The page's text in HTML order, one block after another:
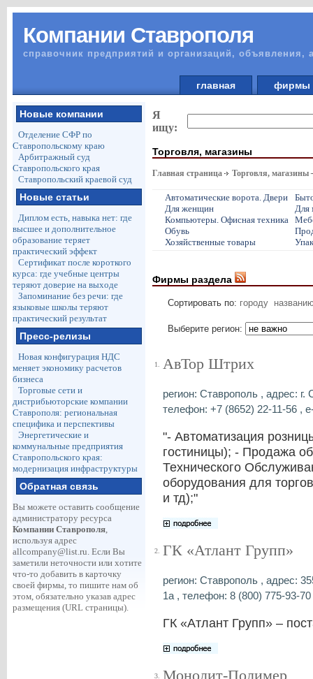
Компании Ставрополя
справочник предприятий и организаций, объявления,
главная
Новые компании
Отделение СФР по
Ставропольскому краю
Арбитражный суд
Ставропольского края
Ставропольский краевой суд
Новые статьи
Диплом есть, навыка нет: где
высшее и дополнительное
образование теряет
практический эффект
Сертификат после короткого
курса: где учебные центры
теряют доверие на выходе
Запоминание без речи: где
языковые школы теряют
практический результат
Пресс-релизы
Новая конфигурация НДС
меняет экономику расчетов
бизнеса
Торговые сети и
дистрибьюторские компании
Ставрополя: региональная
специфика и перспективы
Энергетические и
коммунальные предприятия
Ставропольского края:
модернизация инфраструктуры
Обратная связь
Вы можете оставить сообщение
администратору ресурса
Компании Ставрополя,
используя адрес
allcompany@list.ru. Если Вы
заметили неточности или хотите
что-то добавить в карточку
своей фирмы, то пишите нам об
этом, обязательно указав адрес
размещения (URL страницы).
Я
ищу:
Торговля, магазины
Главная страница Торговля, магазины
Автоматические ворота. Двери
Для женщин
Для
Компьютеры. Офисная техника
Обувь
Хозяйственные товары
Фирмы раздела
Сортировать по: городу
Выберите регион:
1. АвТор Штрих
регион: Ставрополь , адрес:
телефон: +7 (8652) 22-11-56 ,
"- Автоматизация
гостиницы); - Продажа
Технического
оборудования для
и тд);"
2. ГК «Атлант Групп»
регион: Ставрополь , адрес:
1а , телефон: 8 (800) 775-93-
ГК «Атлант Групп» –
3. Монолит-Полимер